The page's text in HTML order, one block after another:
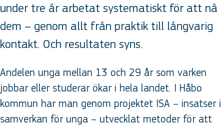
under tre år arbetat systematiskt för att nå
dem – genom allt från praktik till långvarig
kontakt. Och resultaten syns.
Andelen unga mellan 13 och 29 år som varken
jobbar eller studerar ökar i hela landet. I Håbo
kommun har man genom projektet ISA – insatser i
samverkan för unga – utvecklat metoder för att